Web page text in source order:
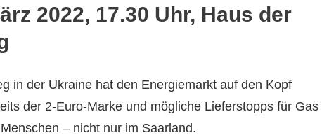
2022, 17.30 Uhr, Haus der
in der Ukraine hat den Energiemarkt auf den Kopf
der 2-Euro-Marke und mögliche Lieferstopps für Gas
– nicht nur im Saarland.